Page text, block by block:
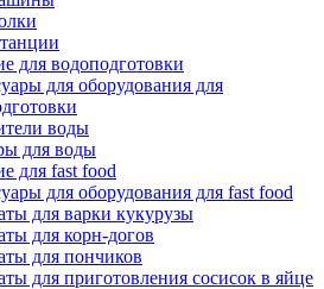
для водоподготовки
для оборудования для
воды
для воды
для fast food
для оборудования для fast food
для варки кукурузы
для корн-догов
для пончиков
для приготовления сосисок в яйце